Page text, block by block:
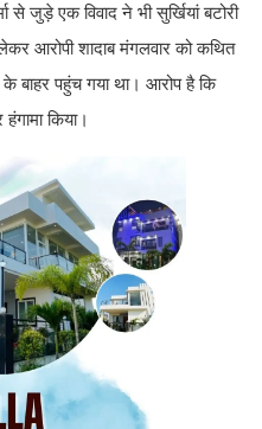
से जुड़े एक विवाद ने भी सुर्खियां बटोरी
आरोपी शादाब मंगलवार को कथित
बाहर पहुंच गया था। आरोप है कि
किया।